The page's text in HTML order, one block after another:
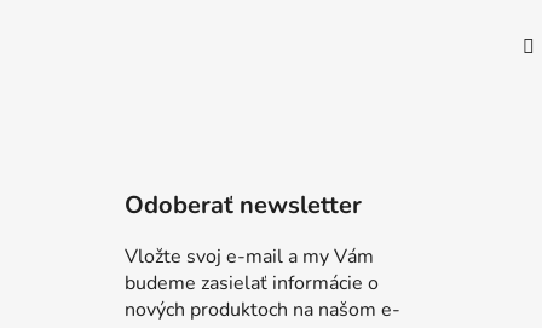
Odoberať newsletter
Vložte svoj e-mail a my Vám
budeme zasielať informácie o
nových produktoch na našom e-